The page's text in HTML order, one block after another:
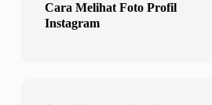
Cara Melihat Foto Profil
Instagram